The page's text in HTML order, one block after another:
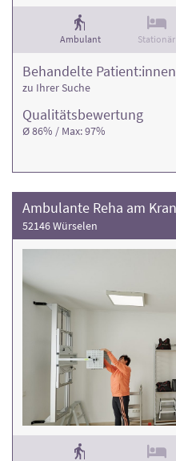
Ambulant Stationär
Qualitäts­bewertung
Ø 86% / Max: 97%
Behandelte Patient:innen
zu Ihrer Suche
52146 Würselen